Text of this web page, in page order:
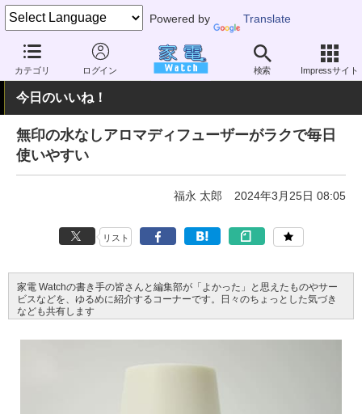
Powered by Translate
カテゴリ ログイン 検索 Impressサイト
家電 Watch その他・家電 雑貨 雑貨（一般）
今日のいいね！
無印の水なしアロマディフューザーがラクで毎日
使いやすい
福永 太郎 2024年3月25日 08:05
リスト
家電 Watchの書き手の皆さんと編集部が「よかった」と思えたものやサー
ビスなどを、ゆるめに紹介するコーナーです。日々のちょっとした気づき
なども共有します